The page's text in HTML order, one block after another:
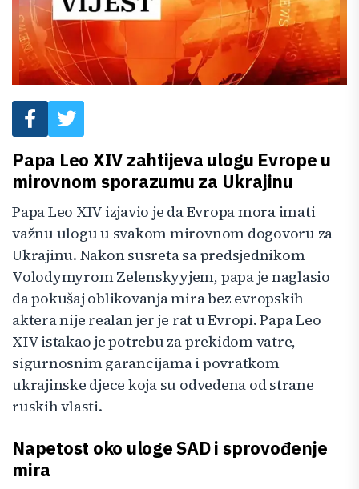
Papa Leo XIV zahtijeva ulogu Evrope u
mirovnom sporazumu za Ukrajinu
Papa Leo XIV izjavio je da Evropa mora imati
važnu ulogu u svakom mirovnom dogovoru za
Ukrajinu. Nakon susreta sa predsjednikom
Volodymyrom Zelenskyyjem, papa je naglasio
da pokušaj oblikovanja mira bez evropskih
aktera nije realan jer je rat u Evropi. Papa Leo
XIV istakao je potrebu za prekidom vatre,
sigurnosnim garancijama i povratkom
ukrajinske djece koja su odvedena od strane
ruskih vlasti.
Napetost oko uloge SAD i sprovođenje
mira